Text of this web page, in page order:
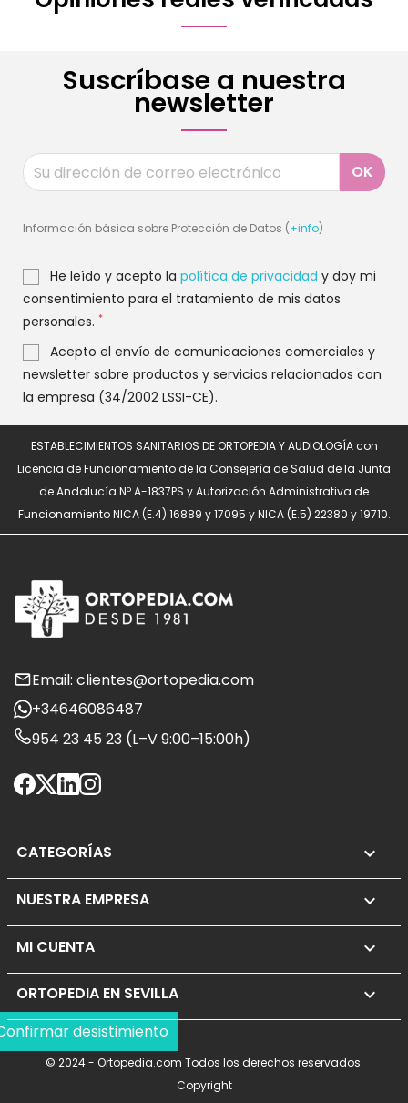
Suscríbase a nuestra
newsletter
Información básica sobre Protección de Datos (+info)
He leído y acepto la política de privacidad y doy mi
consentimiento para el tratamiento de mis datos
personales. *
Acepto el envío de comunicaciones comerciales y
newsletter sobre productos y servicios relacionados con
la empresa (34/2002 LSSI-CE).
ESTABLECIMIENTOS SANITARIOS DE ORTOPEDIA Y AUDIOLOGÍA con
Licencia de Funcionamiento de la Consejería de Salud de la Junta
de Andalucía Nº A-1837PS y Autorización Administrativa de
Funcionamiento NICA (E.4) 16889 y 17095 y NICA (E.5) 22380 y 19710.
Email: clientes@ortopedia.com
+34646086487
954 23 45 23 (L–V 9:00–15:00h)
CATEGORÍAS 
NUESTRA EMPRESA 
MI CUENTA 
ORTOPEDIA EN SEVILLA keyboard_arrow_down
desistimiento
© 2024 - Ortopedia.com Todos los derechos reservados.
Copyright